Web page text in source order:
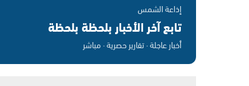
إذاعة الشمس
تابع آخر الأخبار بلحظة بلحظة
أخبار عاجلة · تقارير حصرية · مباشر